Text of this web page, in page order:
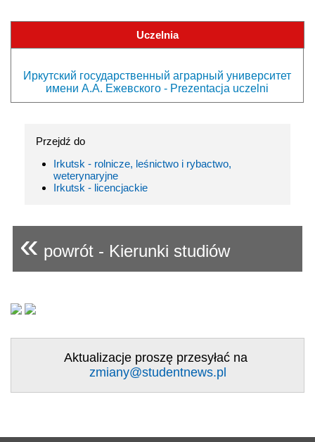
Uczelnia
Иркутский государственный аграрный университет
имени А.А. Ежевского - Prezentacja uczelni
Przejdź do
Irkutsk - rolnicze, leśnictwo i rybactwo,
weterynaryjne
Irkutsk - licencjackie
« powrót - Kierunki studiów
Aktualizacje proszę przesyłać na
zmiany@studentnews.pl